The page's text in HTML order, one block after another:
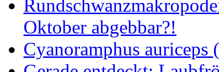
Oktober abgebbar?!
Cyanoramphus